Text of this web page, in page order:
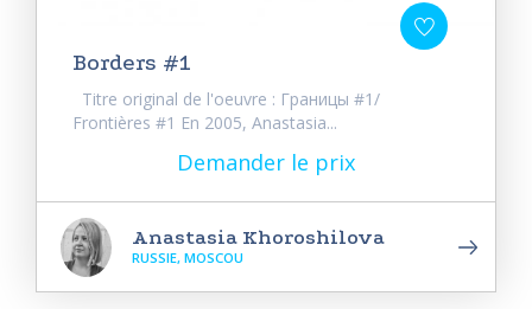
Borders #1
Titre original de l'oeuvre : Границы #1/
Frontières #1 En 2005, Anastasia...
Demander le prix
Anastasia Khoroshilova
RUSSIE, MOSCOU